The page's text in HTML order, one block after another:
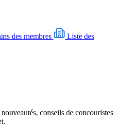
des membres
Liste des
conseils de concouristes